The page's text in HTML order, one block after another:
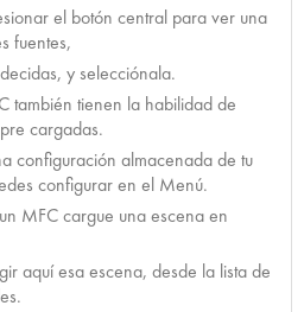
el botón central para ver una
fuentes,
y selecciónala.
también tienen la habilidad de
cargadas.
configuración almacenada de tu
configurar en el Menú.
MFC cargue una escena en
aquí esa escena, desde la lista de